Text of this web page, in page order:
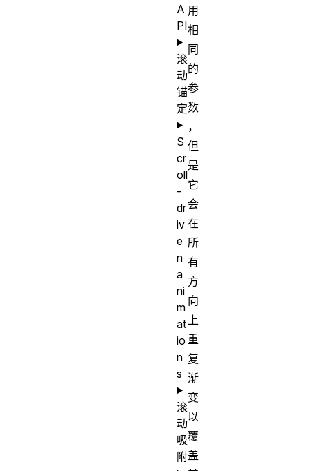
用
相
同
的
参
数
，
但
是
它
会
在
所
有
方
向
上
重
复
渐
变
以
覆
盖
A
PI
滚
动
锚
定
S
cr
oll
-
dr
iv
e
n
a
ni
m
at
io
n
s
滚
动
吸
附